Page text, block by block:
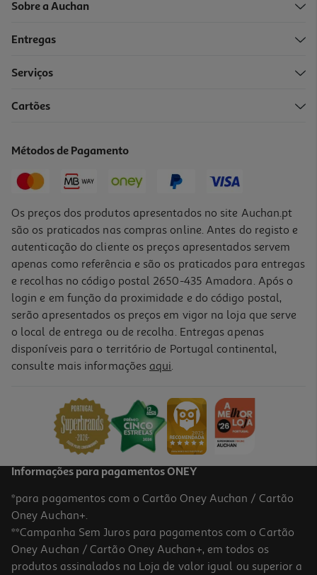
Sobre a Auchan
Entregas
Serviços
Cartões
Métodos de Pagamento
Os preços dos produtos apresentados no site Auchan.pt
são os praticados nas compras online. Antes do registo e
autenticação do cliente os preços apresentados servem
apenas como referência e são os praticados para entregas
e recolhas no código postal 2650-435 Amadora. Após o
login e em função da proximidade e do código postal,
serão apresentados os preços em vigor na loja que serve
o local de entrega ou de recolha. Entregas apenas
disponíveis para o território de Portugal continental,
consulte mais informações aqui.
Informações para pagamentos ONEY
*para pagamentos com o Cartão Oney Auchan / Cartão
Oney Auchan+.
**Campanha Sem Juros para pagamentos com o Cartão
Oney Auchan / Cartão Oney Auchan+, em todos os
produtos assinalados na Loja de valor igual ou superior a